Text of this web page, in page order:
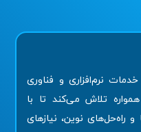
نرم‌افزاری و فناوری
تلاش می‌کند تا با
راه‌حل‌های نوین، نیازهای